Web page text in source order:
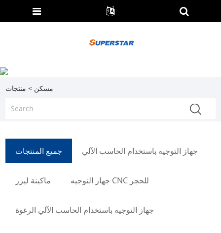
مسكن > منتجات
جميع المنتجات جهاز التوجيه باستخدام الحاسب الآلي
ماكينة ليزر جهاز التوجيه CNC للحجر
جهاز التوجيه باستخدام الحاسب الآلي الرغوة